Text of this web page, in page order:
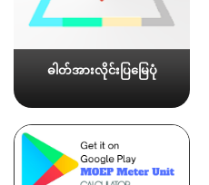
ဓါတ်အားလိုင်းပြမြေပုံ